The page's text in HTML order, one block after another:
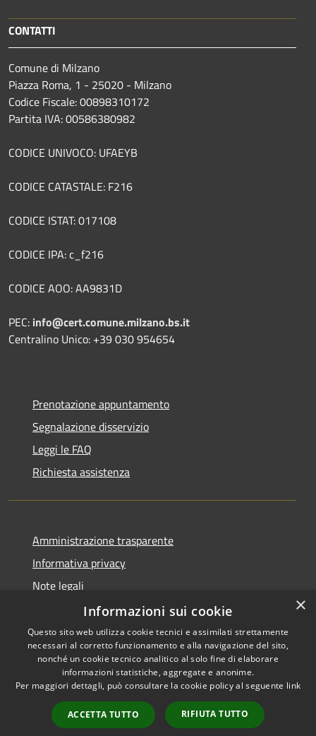
CONTATTI
Comune di Milzano
Piazza Roma, 1 - 25020 - Milzano
Codice Fiscale: 00898310172
Partita IVA: 00586380982
CODICE UNIVOCO: UFAEYB
CODICE CATASTALE: F216
CODICE ISTAT: 017108
CODICE IPA: c_f216
CODICE AOO: AA9831D
PEC: info@cert.comune.milzano.bs.it
Centralino Unico: +39 030 954654
Prenotazione appuntamento
Segnalazione disservizio
Leggi le FAQ
Richiesta assistenza
Amministrazione trasparente
Informativa privacy
Note legali
Dichiarazione di accessibilità
RSS
Accessibilità
Copyright © 2026 • Comune di
Municipium•
Accesso
redazione
×
Informazioni sui cookie
Questo sito web utilizza cookie tecnici e assimilati strettamente
necessari al corretto funzionamento e alla navigazione del sito,
nonché un cookie tecnico analitico al solo fine di elaborare
informazioni statistiche, aggregate e anonime.
Per maggiori dettagli, può consultare la cookie policy al seguente link
ACCETTA TUTTO RIFIUTA TUTTO